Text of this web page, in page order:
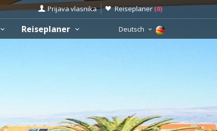
Prijava vlasnika Reiseplaner(0)
Reiseplaner Deutsch